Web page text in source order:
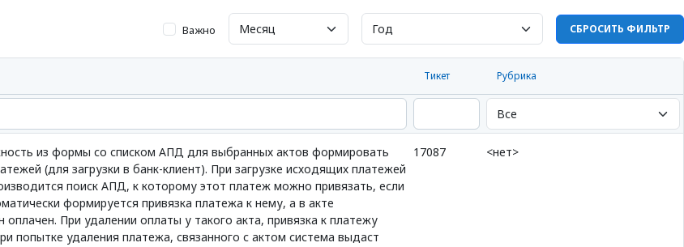
Важно СБРОСИТЬ ФИЛЬТР
Тикет Рубрика
из формы со списком АПД для выбранных актов формировать
(для загрузки в банк-клиент). При загрузке исходящих платежей
поиск АПД, к которому этот платеж можно привязать, если
формируется привязка платежа к нему, а в акте
оплачен. При удалении оплаты у такого акта, привязка к платежу
попытке удаления платежа, связанного с актом система выдаст
17087 <нет>